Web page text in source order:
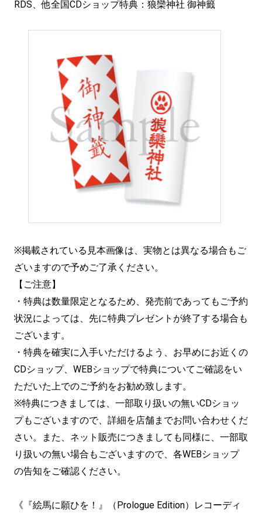
RDS、他全国CDショップ特典：狼欒神社 御神籤
※掲載されている見本画像は、実物とは異なる場合もご
ざいますので予めご了承ください。
【ご注意】
・特典は数量限定となるため、発売前であってもご予約
状況によっては、先に特典プレゼントが終了する場合も
ございます。
・特典を確実に入手いただけるよう、お早めにお近くの
CDショップ、WEBショップで特典についてご確認をい
ただいた上でのご予約をお勧め致します。
※特典につきましては、一部取り扱いの無いCDショッ
プもございますので、詳細を店舗までお問い合わせくだ
さい。また、ネット販売につきましても同様に、一部取
り扱いの無い場合もございますので、各WEBショップ
の告知をご確認ください。
《『絵馬に願ひを！』（Prologue Edition）レコーディ